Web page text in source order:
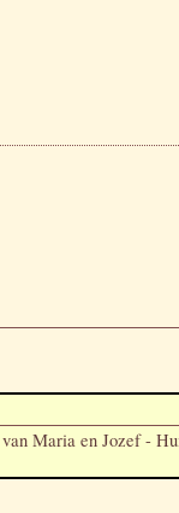
Maria en Jozef -